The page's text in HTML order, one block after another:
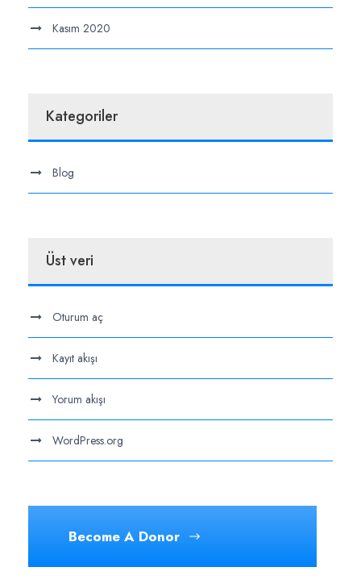
Kasım 2020
Kategoriler
Blog
Üst veri
Oturum aç
Kayıt akışı
Yorum akışı
WordPress.org
Become A Donor